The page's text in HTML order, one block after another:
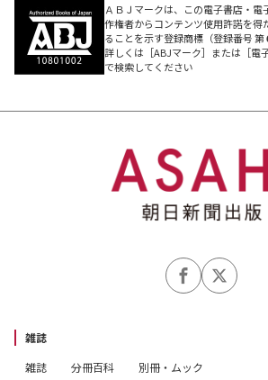
ＡＢＪマークは、この電子書店・
作権者からコンテンツ使用許諾を得
ることを示す登録商標（登録番号 第
詳しくは［ABJマーク］または［電
で検索してください
雑誌
雑誌
分冊百科 別冊・ムック